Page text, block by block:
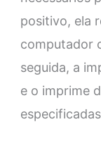
positivo, ela
computador
seguida, a
e o imprime